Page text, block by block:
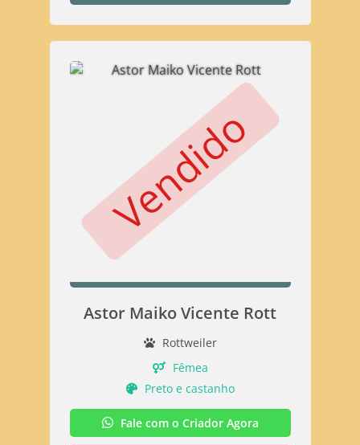
Vendido
Astor Maiko Vicente Rott
Rottweiler
Fêmea
Preto e castanho
Fale com o Criador Agora